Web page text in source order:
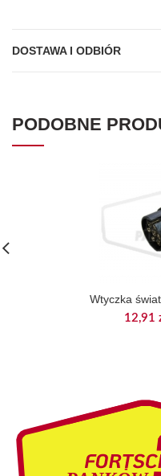
DOSTAWA I ODBIÓR
PODOBNE
Wtyczka
12,91